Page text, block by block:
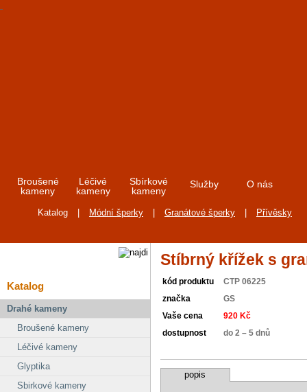
Broušené
kameny
Léčivé
kameny
Sbírkové
kameny
Služby O nás
Katalog Módní šperky Granátové šperky Přívěsky
Katalog
Drahé kameny
Broušené kameny
Léčivé kameny
Glyptika
Sbirkové kameny
Stíbrný křížek s
kód produktu CTP 06225
značka GS
Vaše cena 920 Kč
dostupnost do 2 – 5 dnů
popis